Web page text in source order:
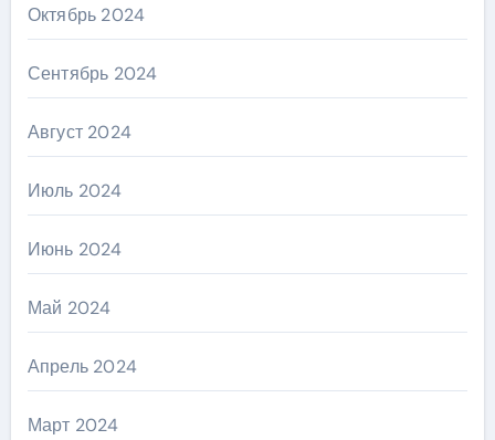
Октябрь 2024
Сентябрь 2024
Август 2024
Июль 2024
Июнь 2024
Май 2024
Апрель 2024
Март 2024